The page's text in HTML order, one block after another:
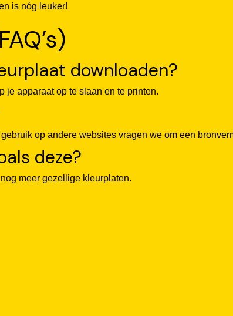
is nóg leuker!
downloaden?
je apparaat op te slaan en te printen.
op andere websites vragen we om een
deze?
meer gezellige kleurplaten.